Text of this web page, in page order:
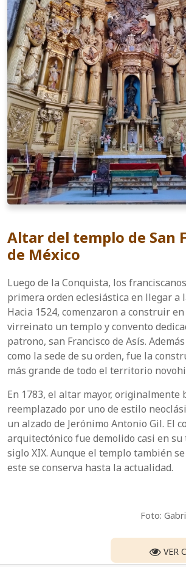
Altar del templo de San
de México
Luego de la Conquista, los
primera orden eclesiástica en llegar a
Hacia 1524, comenzaron a construir
virreinato un templo y convento
patrono, san Francisco de Asís.
como la sede de su orden, fue la
más grande de todo el territorio
En 1783, el altar mayor, originalmente
reemplazado por uno de estilo
un alzado de Jerónimo Antonio Gil. El
arquitectónico fue demolido casi en
siglo XIX. Aunque el templo también
este se conserva hasta la actualidad.
Foto:
VER